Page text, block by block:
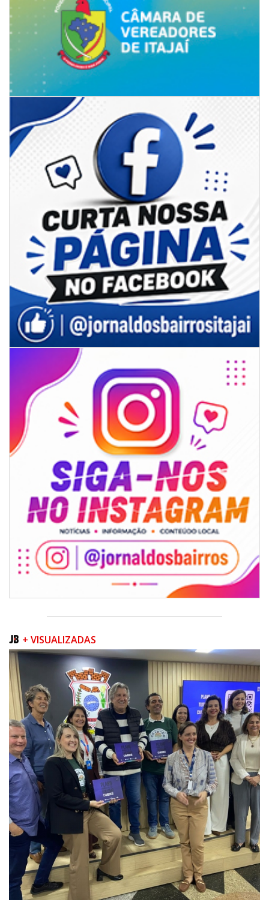
08/08/2026 | 07:00
8º Capoezade promove semana de oficinas gratuitas e atividades
culturais em Itajaí
GERAL
08/08/2026 | 07:00
Univali e Câmara de Vereadores de Itajaí reúnem especialistas para
discutir políticas públicas e inovação
BALNEÁRIO CAMBORIÚ
08/08/2026 | 07:00
Teatro Bruno Nitz terá concerto “Rock ao Piano” neste sábado
BALNEÁRIO CAMBORIÚ
+ VISUALIZADAS